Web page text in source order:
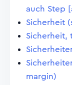
auch Step
Sicherheit
Sicherheit,
margin)